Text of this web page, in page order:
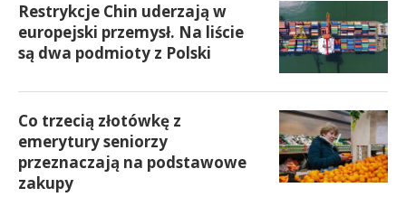
Restrykcje Chin uderzają w
europejski przemysł. Na liście
są dwa podmioty z Polski
Co trzecią złotówkę z
emerytury seniorzy
przeznaczają na podstawowe
zakupy